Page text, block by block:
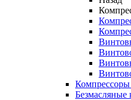
Компрессоры
Безмасляные